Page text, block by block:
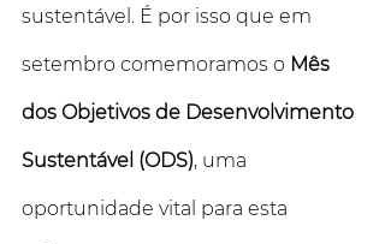
sustentável. É por isso que em
setembro comemoramos o Mês
dos Objetivos de Desenvolvimento
Sustentável (ODS), uma
oportunidade vital para esta